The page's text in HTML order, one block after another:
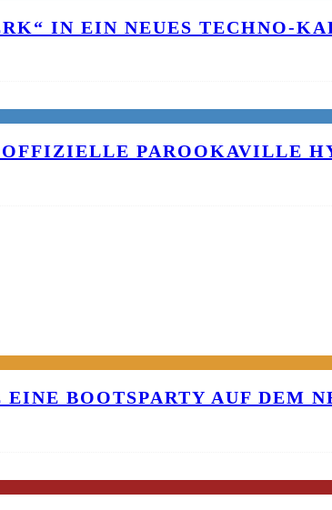
IN EIN NEUES TECHNO-
PAROOKAVILLE
BOOTSPARTY AUF DEM